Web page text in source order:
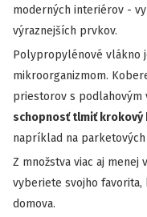
moderných interiérov -
výraznejších prvkov.
Polypropylénové vlákno
mikroorganizmom.
priestorov s podlahovým
schopnosť tlmiť krokový
napríklad na
Z množstva viac aj
vyberiete svojho favorita,
domova.